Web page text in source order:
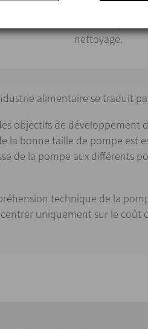
d’eau, de
nettoyage.
alimentaire se traduit
objectifs de
la bonne taille de pompe est
de la pompe aux différents
technique de la
uniquement sur le coût